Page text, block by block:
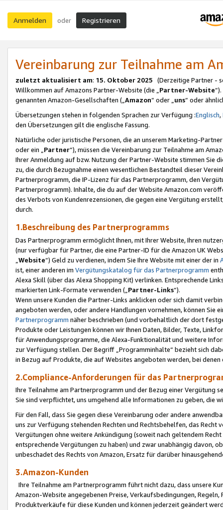
Anmelden oder Registrieren
Vereinbarung zur Teilnahme am
zuletzt aktualisiert am: 15. Oktober 2025 (Derzeitige Partner -
Willkommen auf Amazons Partner-Website (die „Partner-Website
genannten Amazon-Gesellschaften („Amazon“ oder „uns“ oder
Übersetzungen stehen in folgenden Sprachen zur Verfügung :Englisch,
den Übersetzungen gilt die englische Fassung.
Natürliche oder juristische Personen, die an unserem Marketing-
oder ein „Partner“), müssen die Vereinbarung zur Teilnahme am
Ihrer Anmeldung auf bzw. Nutzung der Partner-Website stimmen Sie
zu, die durch Bezugnahme einen wesentlichen Bestandteil dieser
Partnerprogramm, die IP-Lizenz für das Partnerprogramm, den
Partnerprogramm). Inhalte, die du auf der Website Amazon.com
des Verbots von Kundenrezensionen, die gegen eine Vergütung
durch.
1.Beschreibung des Partnerprogramms
Das Partnerprogramm ermöglicht Ihnen, mit Ihrer Website, Ihren
(nur verfügbar für Partner, die eine Partner-ID für die Amazon UK
Website“) Geld zu verdienen, indem Sie Ihre Website mit einer der in
ist, einer anderen im Vergütungskatalog für das Partnerprogramm
Alexa Skill (über das Alexa Shopping Kit) verlinken. Entsprechende
markierten Link-Formate verwenden („ Partner-Links“).
Wenn unsere Kunden die Partner-Links anklicken oder sich damit
angeboten werden, oder andere Handlungen vornehmen, können Sie
Partnerprogramm näher beschrieben (und vorbehaltlich der dort
Produkte oder Leistungen können wir Ihnen Daten, Bilder, Texte,
für Anwendungsprogramme, die Alexa-Funktionalität und weitere
zur Verfügung stellen. Der Begriff „Programminhalte“ bezieht sich
in Bezug auf Produkte, die auf Websites angeboten werden, bei
2.Compliance-Anforderungen für das
Ihre Teilnahme am Partnerprogramm und der Bezug einer Vergütung
Sie sind verpflichtet, uns umgehend alle Informationen zu geben, die
Für den Fall, dass Sie gegen diese Vereinbarung oder andere
uns zur Verfügung stehenden Rechten und Rechtsbehelfen, das
Vergütungen ohne weitere Ankündigung (soweit nach geltendem
entsprechende Vergütungen zu haben) und zwar unabhängig davon,
unbeschadet des Rechts von Amazon, Ersatz für darüber
3.Amazon-Kunden
Ihre Teilnahme am Partnerprogramm führt nicht dazu, dass unsere
Amazon-Website angegebenen Preise, Verkaufsbedingungen,
Produktverkäufe für diese Kunden und können jederzeit geändert